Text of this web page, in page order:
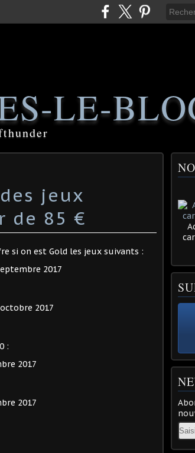
LE-
jeux
de 85 €
si on est Gold les jeux suivants :
2017
2017
:
2017
2017